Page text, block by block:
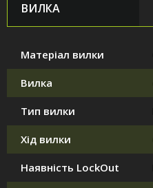
ВИЛКА
Матеріал вилки
Вилка
Тип вилки
Хід вилки
Наявність LockOut